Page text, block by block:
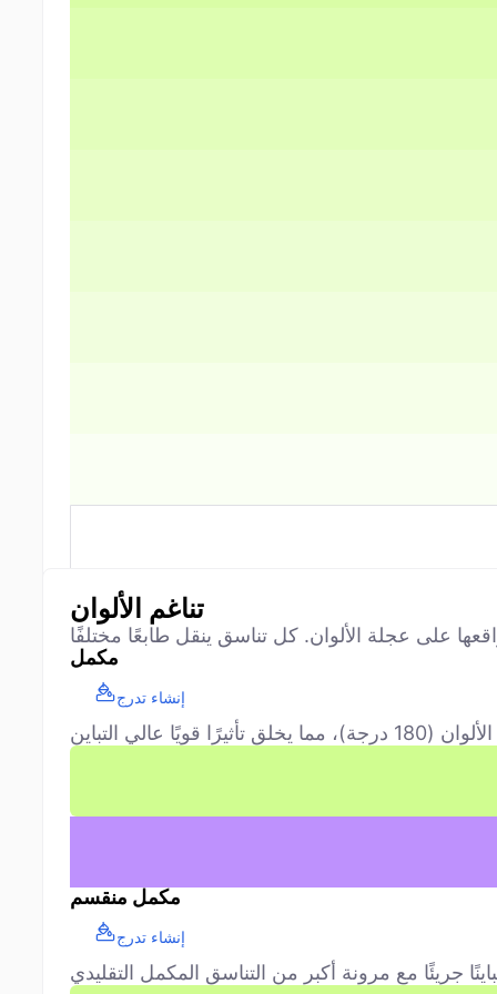
تناغم الألوان
مكمل
إنشاء تدرج
مكمل منقسم
إنشاء تدرج